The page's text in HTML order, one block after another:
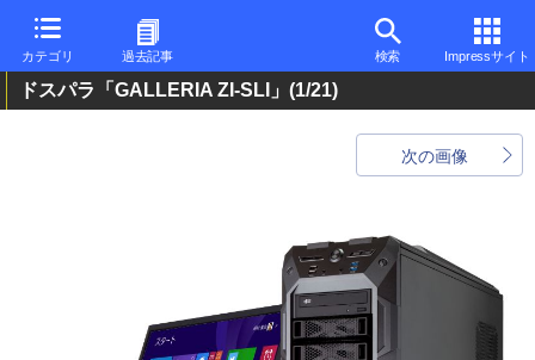
カテゴリ 過去記事 検索 Impressサイト
ドスパラ「GALLERIA ZI-SLI」 (1/21)
次の画像